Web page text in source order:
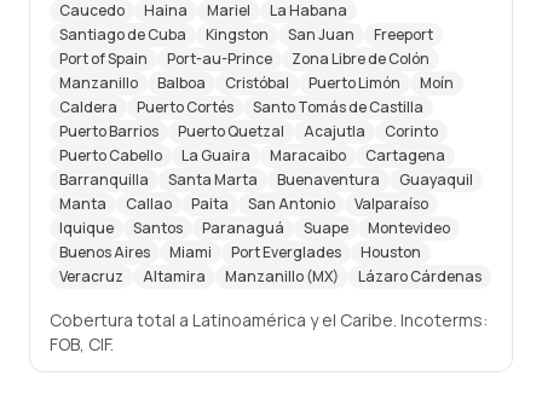
Caucedo
Haina Mariel
La Habana
Santiago de Cuba
Kingston San Juan
Freeport
Port of Spain
Port-au-Prince
Zona Libre de Colón
Manzanillo
Balboa Cristóbal Puerto Limón
Moín
Caldera
Puerto Cortés
Santo Tomás de Castilla
Puerto Barrios
Puerto Quetzal Acajutla
Corinto
Puerto Cabello
La Guaira Maracaibo
Cartagena
Barranquilla
Santa Marta Buenaventura
Guayaquil
Manta
Callao Paita San Antonio
Valparaíso
Iquique
Santos Paranaguá Suape
Montevideo
Buenos Aires
Miami Port Everglades
Houston
Veracruz
Altamira Manzanillo (MX) Lázaro Cárdenas
Cobertura total a Latinoamérica y el Caribe. Incoterms:
FOB, CIF.